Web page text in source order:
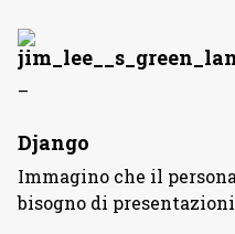
–
Django
Immagino che il
bisogno di